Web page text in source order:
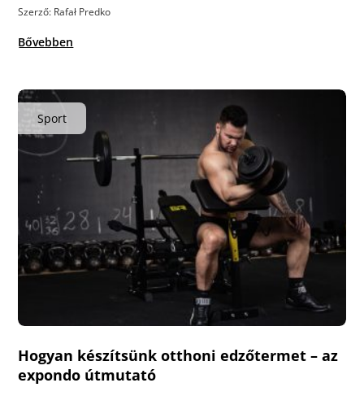
Szerző: Rafał Predko
Bővebben
Sport
Hogyan készítsünk otthoni edzőtermet – az
expondo útmutató